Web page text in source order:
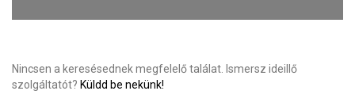
Nincsen a keresésednek megfelelő találat. Ismersz ideillő
szolgáltatót? Küldd be nekünk!